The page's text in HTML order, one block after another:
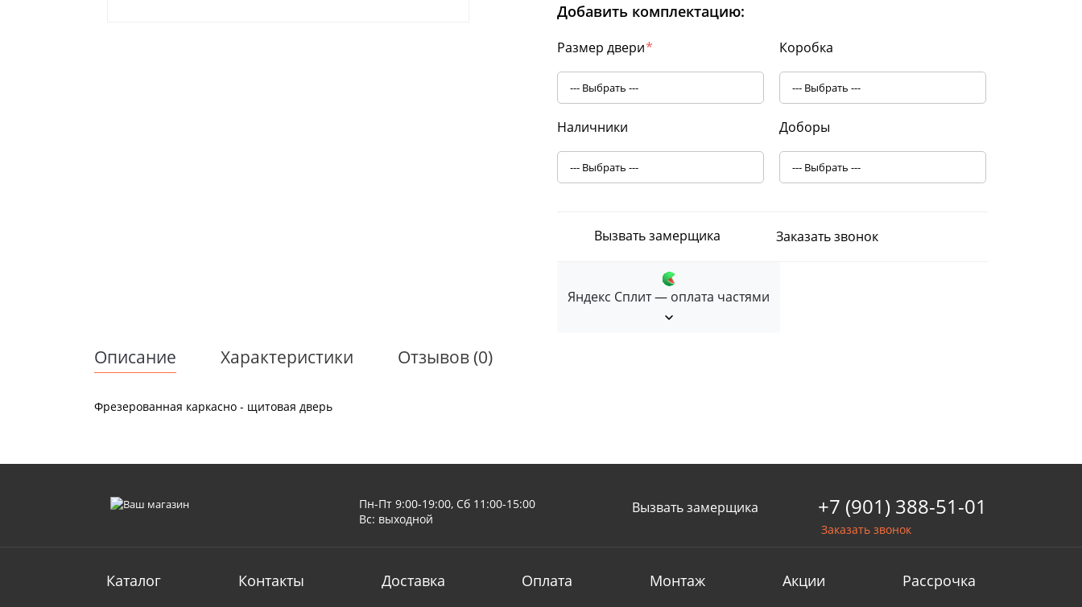
Добавить комплектацию:
Размер двери* Коробка
Наличники Доборы
Вызвать замерщика Заказать звонок
Яндекс Сплит — оплата частями
Описание Характеристики Отзывов (0)
Фрезерованная каркасно - щитовая дверь
Пн-Пт 9:00-19:00, Сб 11:00-15:00
Вс: выходной
Вызвать замерщика +7 (901) 388-51-01
Заказать звонок
Каталог Контакты Доставка Оплата Монтаж Акции Рассрочка